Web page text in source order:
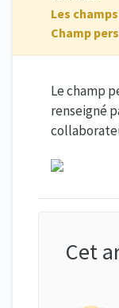
Les
Champ
Le champ
renseigné
Cet